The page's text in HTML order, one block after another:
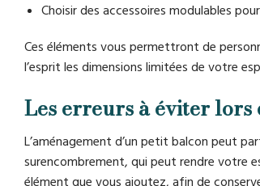
Choisir des accessoires modulables
Ces éléments vous permettront de
l’esprit les dimensions limitées de votre
Les erreurs à éviter lors
L’aménagement d’un petit balcon peut
surencombrement, qui peut rendre votre
élément que vous ajoutez, afin de